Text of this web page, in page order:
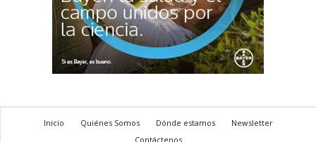
Inicio Quiénes Somos Dónde estamos
Newsletter
Contáctenos